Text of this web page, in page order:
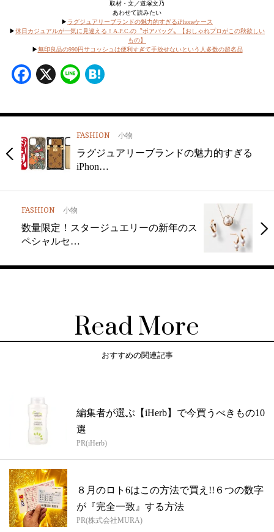
取材・文／道塚文乃
あわせて読みたい
▶︎ ラグジュアリーブランドの魅力的すぎるiPhoneケース
▶休日カジュアルが一気に見違える！A.P.C.の〝ボアバッグ〟【おしゃれプロがこの秋欲しい
もの】
▶無印良品の990円サコッシュは便利すぎて手放せないという人多数の超名品
Facebook
X Line
FASHION 小物
ラグジュアリーブランドの魅力的すぎる
iPhon…
FASHION 小物
数量限定！スタージュエリーの新年のス
ペシャルセ…
Read More
おすすめの関連記事
編集者が選ぶ【iHerb】で今買うべきもの10
選
PR(iHerb)
８月のロト6はこの方法で買え!!６つの数字
が『完全一致』する方法
PR(株式会社MURA)